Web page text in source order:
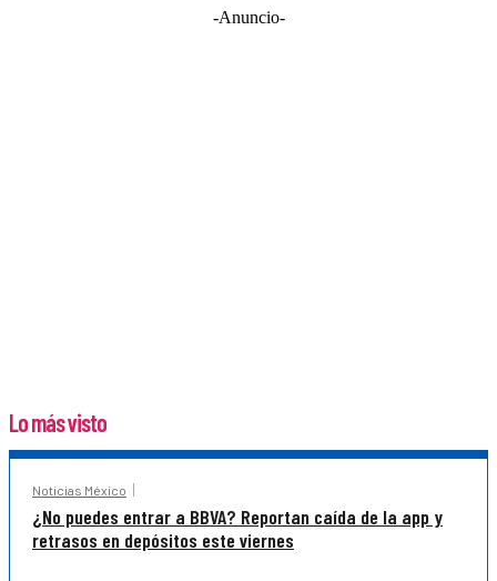
-Anuncio-
Lo más visto
Noticias México
¿No puedes entrar a BBVA? Reportan caída de la app y
retrasos en depósitos este viernes